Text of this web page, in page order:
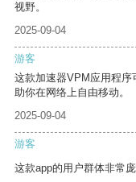
视野。
2025-09-04
游客
这款加速器VPM应用程
助你在网络上自由移动。
2025-09-04
游客
这款app的用户群体非常